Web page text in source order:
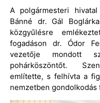
A polgármesteri
Bánné dr. Gál
közgyűlésre
fogadáson dr. Ódor
vezetője mondott
pohárköszöntőt.
említette, s felhívta a
nemzetben gondolkodás